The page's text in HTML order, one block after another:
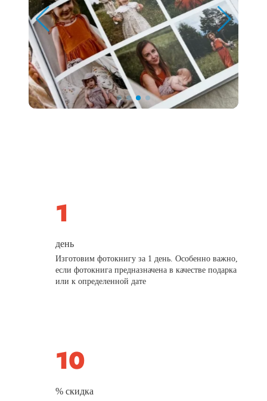
день
Изготовим фотокнигу за 1 день. Особенно важно,
если фотокнига предназначена в качестве подарка
или к определенной дате
% скидка